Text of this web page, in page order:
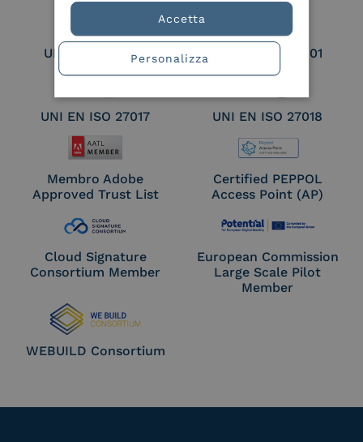
UNI EN ISO 9001 UNI EN ISO 27001
UNI EN ISO 27017 UNI EN ISO 27018
Membro Adobe
Approved Trust List
Certified PEPPOL
Access Point (AP)
Cloud Signature
Consortium Member
European Commission
Large Scale Pilot
Member
WEBUILD Consortium
Accetta
Personalizza